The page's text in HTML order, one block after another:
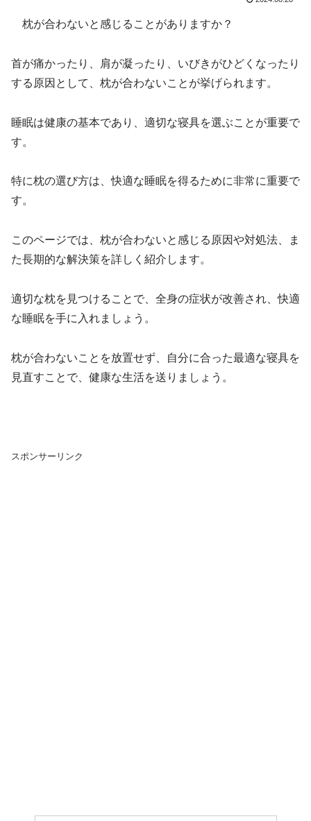
枕が合わないと感じることがありますか？
首が痛かったり、肩が凝ったり、いびきがひどくなったり
する原因として、枕が合わないことが挙げられます。
睡眠は健康の基本であり、適切な寝具を選ぶことが重要で
す。
特に枕の選び方は、快適な睡眠を得るために非常に重要で
す。
このページでは、枕が合わないと感じる原因や対処法、ま
た長期的な解決策を詳しく紹介します。
適切な枕を見つけることで、全身の症状が改善され、快適
な睡眠を手に入れましょう。
枕が合わないことを放置せず、自分に合った最適な寝具を
見直すことで、健康な生活を送りましょう。
スポンサーリンク